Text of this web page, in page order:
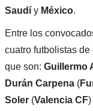
Saudí y México.
Entre los
cuatro futbolistas de
que son: Guillermo
Durán Carpena(
Soler (Valencia CF)